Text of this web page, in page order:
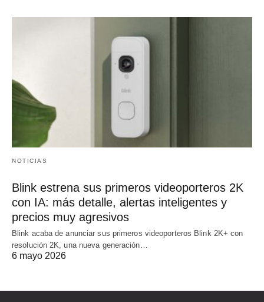
NOTICIAS
Blink estrena sus primeros videoporteros 2K
con IA: más detalle, alertas inteligentes y
precios muy agresivos
Blink acaba de anunciar sus primeros videoporteros Blink 2K+ con
resolución 2K, una nueva generación…
6 mayo 2026